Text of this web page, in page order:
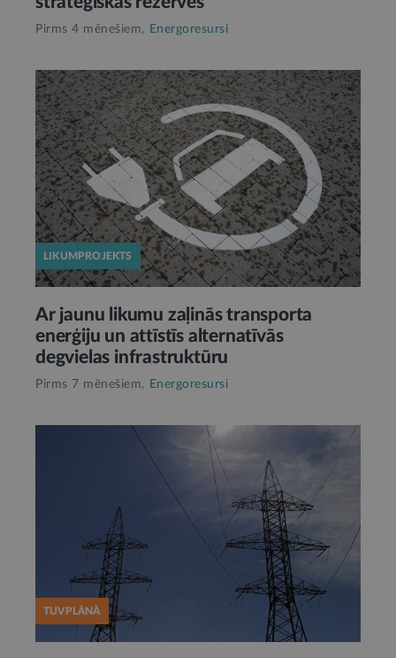
Pirms 4 mēnešiem, Energoresursi
LIKUMPROJEKTS
Ar jaunu likumu zaļinās transporta
enerģiju un attīstīs alternatīvās
degvielas infrastruktūru
Pirms 7 mēnešiem, Energoresursi
TUVPLĀNĀ